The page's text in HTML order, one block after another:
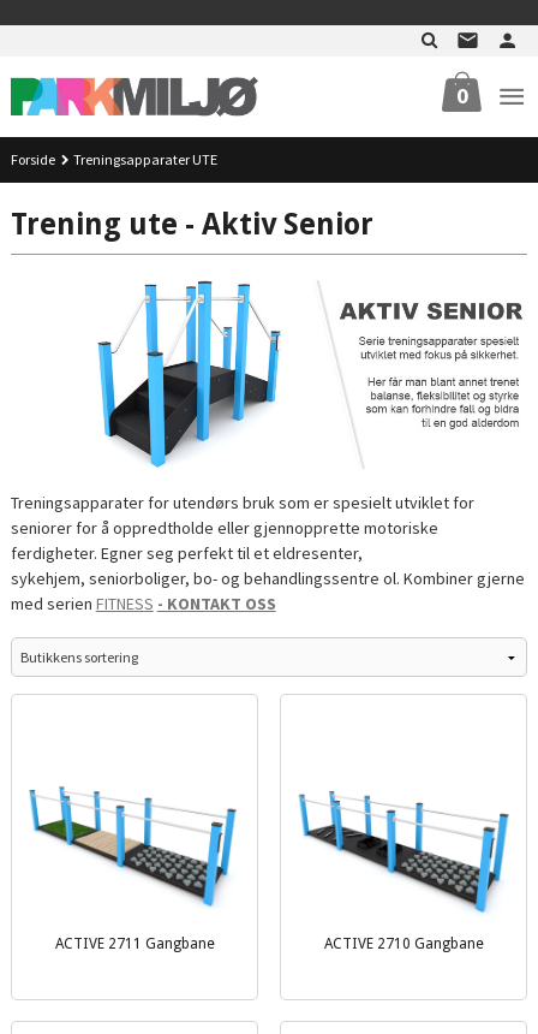
0
Forside Treningsapparater UTE
Trening ute - Aktiv Senior
Treningsapparater for utendørs bruk som er spesielt utviklet for
seniorer for å oppredtholde eller gjennopprette motoriske
ferdigheter. Egner seg perfekt til et eldresenter,
sykehjem, seniorboliger, bo- og behandlingssentre ol. Kombiner gjerne
med serien FITNESS - KONTAKT OSS
ACTIVE 2711 Gangbane ACTIVE 2710 Gangbane